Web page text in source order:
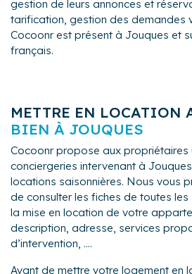
gestion de leurs annonces et
tarification, gestion des demandes
Cocoonr est présent à Jouques et
français.
METTRE EN LOCATION
BIEN À JOUQUES
Cocoonr propose aux propriétaires
conciergeries intervenant à
locations saisonnières. Nous vous
de consulter les fiches de toutes les
la mise en location de votre
description, adresse, services
d’intervention, ....
Avant de mettre votre logement en